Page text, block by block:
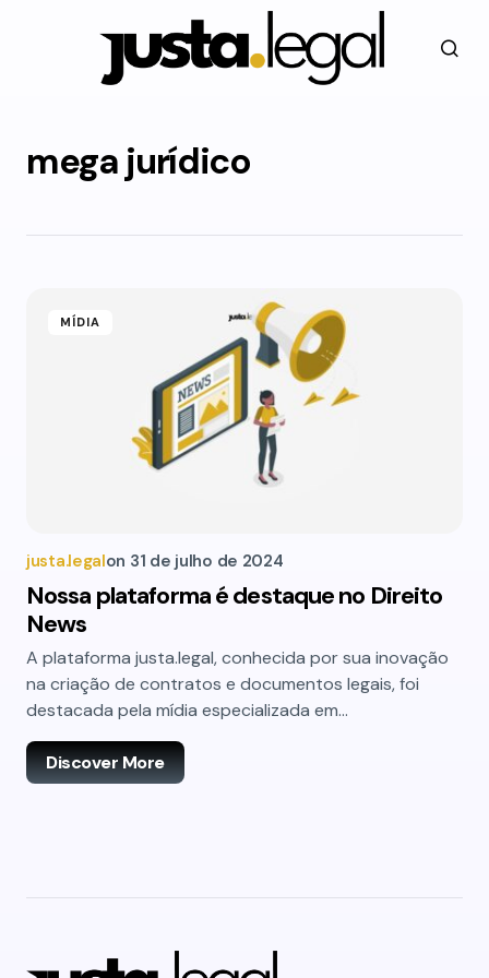
mega jurídico
MÍDIA
justa.legalon 31 de julho de 2024
Nossa plataforma é destaque no Direito
News
A plataforma justa.legal, conhecida por sua inovação
na criação de contratos e documentos legais, foi
destacada pela mídia especializada em…
Discover More